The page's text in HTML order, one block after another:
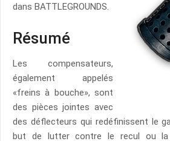
dans BATTLEGROUNDS.
Résumé
Les compensateurs,
également appelés
«freins à bouche», sont
des pièces jointes avec
des déflecteurs qui redéfinissent le
but de lutter contre le recul ou